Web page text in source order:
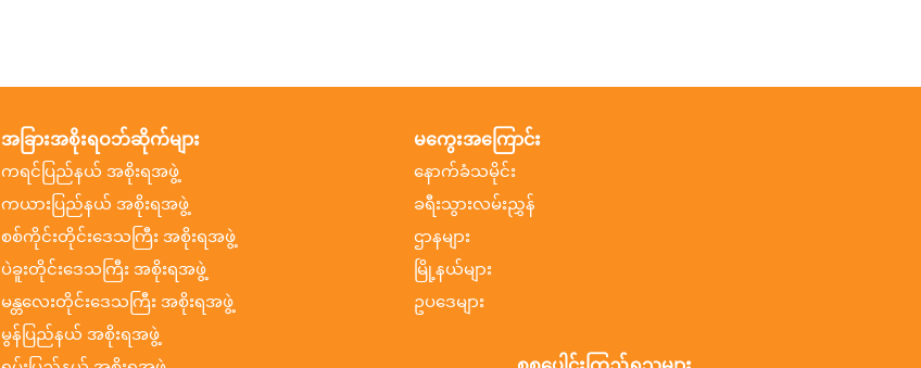
အခြားအစိုးရဝဘ်ဆိုက်များ
ကရင်ပြည်နယ် အစိုးရအဖွဲ့
ကယားပြည်နယ် အစိုးရအဖွဲ့
စစ်ကိုင်းတိုင်းဒေသကြီး အစိုးရအဖွဲ့
ပဲခူးတိုင်းဒေသကြီး အစိုးရအဖွဲ့
မန္တလေးတိုင်းဒေသကြီး အစိုးရအဖွဲ့
မွန်ပြည်နယ် အစိုးရအဖွဲ့
မကွေးအကြောင်း
နောက်ခံသမိုင်း
ခရီးသွားလမ်းညွှန်
ဌာနများ
မြို့နယ်များ
ဥပဒေများ